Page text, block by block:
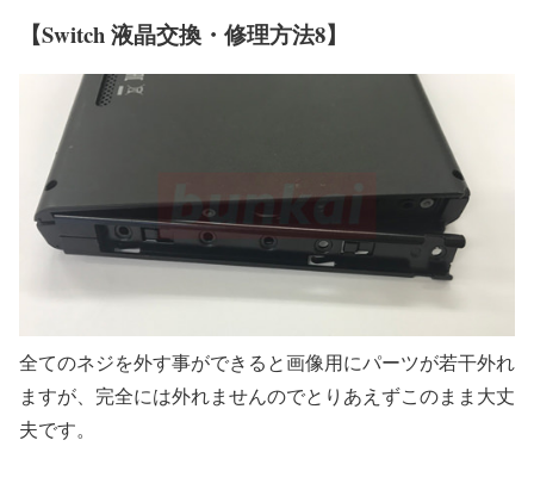
【Switch 液晶交換・修理方法8】
全てのネジを外す事ができると画像用にパーツが若干外れ
ますが、完全には外れませんのでとりあえずこのまま大丈
夫です。